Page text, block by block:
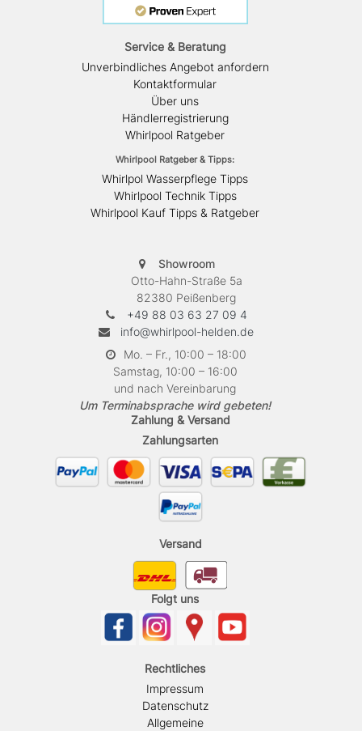
Service & Beratung
Unverbindliches Angebot anfordern
Kontaktformular
Über uns
Händlerregistrierung
Whirlpool Ratgeber
Whirlpool Ratgeber & Tipps:
Whirlpol Wasserpflege Tipps
Whirlpool Technik Tipps
Whirlpool Kauf Tipps & Ratgeber
Showroom
Otto-Hahn-Straße 5a
82380 Peißenberg
+49 88 03 63 27 09 4
info@whirlpool-helden.de
Mo. – Fr., 10:00 – 18:00
Samstag, 10:00 – 16:00
und nach Vereinbarung
Um Terminabsprache wird gebeten!
Zahlung & Versand
Zahlungsarten
Versand
Folgt uns
Rechtliches
Impressum
Datenschutz
Allgemeine